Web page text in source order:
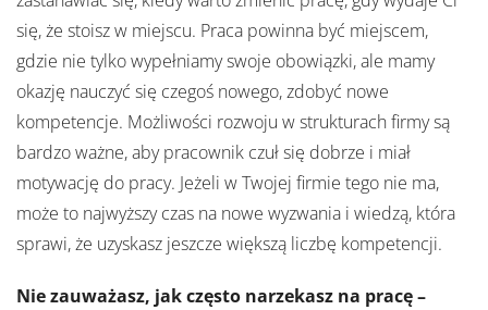
się, że stoisz w miejscu. Praca powinna być miejscem,
gdzie nie tylko wypełniamy swoje obowiązki, ale mamy
okazję nauczyć się czegoś nowego, zdobyć nowe
kompetencje. Możliwości rozwoju w strukturach firmy są
bardzo ważne, aby pracownik czuł się dobrze i miał
motywację do pracy. Jeżeli w Twojej firmie tego nie ma,
może to najwyższy czas na nowe wyzwania i wiedzą, która
sprawi, że uzyskasz jeszcze większą liczbę kompetencji.
Nie zauważasz, jak często narzekasz na pracę –